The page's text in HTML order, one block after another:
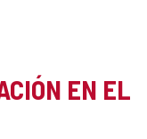
EN EL